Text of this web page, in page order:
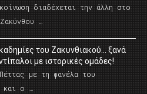
διαδέχεται την άλλη στο
…
του Ζακυνθιακού… ξανά
με ιστορικές ομάδες!
με τη φανέλα του
και ο …